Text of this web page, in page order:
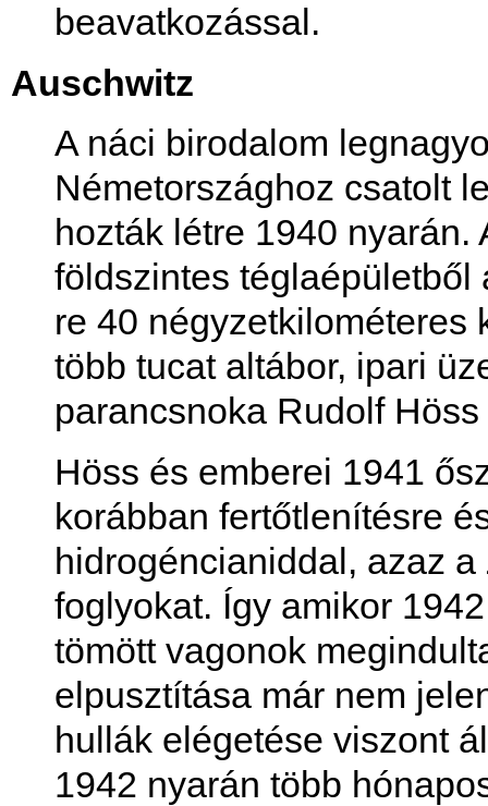
beavatkozással.
Auschwitz
A náci birodalom
Németországhoz csatolt
hozták létre 1940 nyarán.
földszintes
re 40 négyzetkilométeres
több tucat altábor, ipari
parancsnoka Rudolf Höss
Höss és emberei 1941
korábban fertőtlenítésre
hidrogéncianiddal, azaz
foglyokat. Így amikor
tömött vagonok
elpusztítása már nem
hullák elégetése viszont
1942 nyarán több